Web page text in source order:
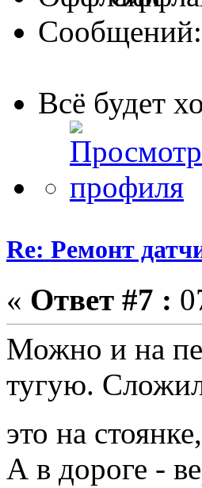
Всё будет
Re: Ремонт
« Ответ #7 :
Можно и на
тугую.
это на
А в дороге -